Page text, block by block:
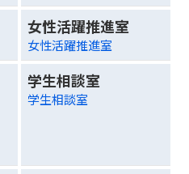
女性活躍推進室
女性活躍推進室
学生相談室
学生相談室